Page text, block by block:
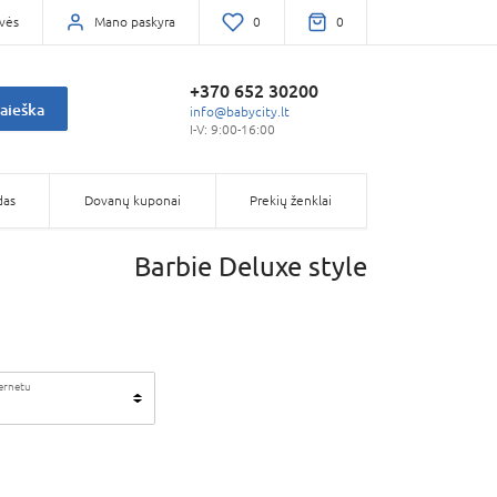
Mano paskyra 0 0
+370 652 30200
info@babycity.lt
I-V: 9:00-16:00
Dovanų kuponai Prekių ženklai
Barbie Deluxe style